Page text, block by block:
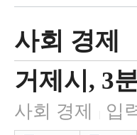
사회 경제
거제시, 3
사회 경제 입